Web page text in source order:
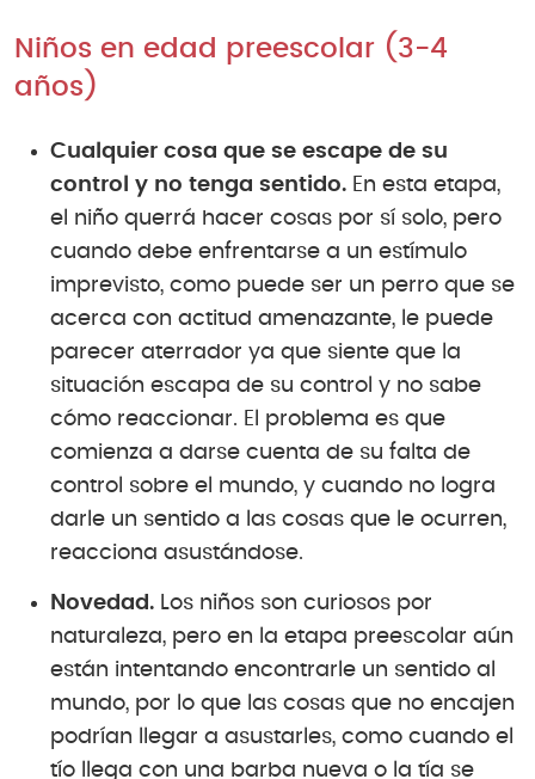
Niños en edad preescolar (3-4
años)
Cualquier cosa que se escape de su
control y no tenga sentido. En esta etapa,
el niño querrá hacer cosas por sí solo, pero
cuando debe enfrentarse a un estímulo
imprevisto, como puede ser un perro que se
acerca con actitud amenazante, le puede
parecer aterrador ya que siente que la
situación escapa de su control y no sabe
cómo reaccionar. El problema es que
comienza a darse cuenta de su falta de
control sobre el mundo, y cuando no logra
darle un sentido a las cosas que le ocurren,
reacciona asustándose.
Novedad. Los niños son curiosos por
naturaleza, pero en la etapa preescolar aún
están intentando encontrarle un sentido al
mundo, por lo que las cosas que no encajen
podrían llegar a asustarles, como cuando el
tío llega con una barba nueva o la tía se